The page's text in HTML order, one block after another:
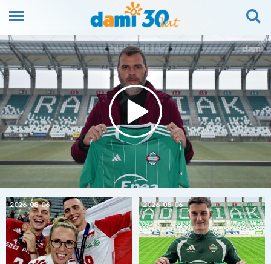
2026-08-06 2026-08-06